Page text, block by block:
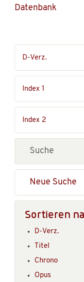
Datenbank
Neue Suche
Sortieren
D-Verz.
Titel
Chrono
Opus